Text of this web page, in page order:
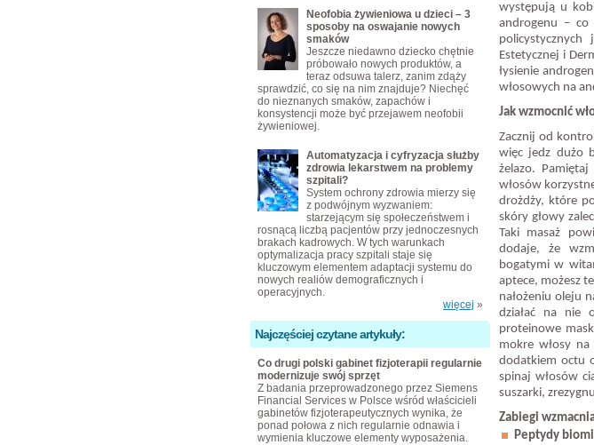
występują u
androgenu – co
Estetycznej i
łysienie
włosowych na
Jak wzmocnić
Zacznij od
więc jedz dużo
żelazo.
włosów
drożdży, które
skóry głowy
Taki masaż
dodaje, że
bogatymi w
aptece, możesz
nałożeniu oleju
działać na nie
proteinowe
mokre włosy
dodatkiem octu
spinaj włosów
suszarki,
Zabiegi
Peptydy
Neofobia żywieniowa u dzieci – 3
sposoby na oswajanie nowych
smaków
Jeszcze niedawno dziecko chętnie
próbowało nowych produktów, a
teraz odsuwa talerz, zanim zdąży
sprawdzić, co się na nim znajduje? Niechęć
do nieznanych smaków, zapachów i
konsystencji może być przejawem neofobii
żywieniowej.
Automatyzacja i cyfryzacja służby
zdrowia lekarstwem na problemy
szpitali?
System ochrony zdrowia mierzy się
z podwójnym wyzwaniem:
starzejącym się społeczeństwem i
rosnącą liczbą pacjentów przy jednoczesnych
brakach kadrowych. W tych warunkach
optymalizacja pracy szpitali staje się
kluczowym elementem adaptacji systemu do
nowych realiów demograficznych i
operacyjnych.
więcej »
Najczęściej czytane artykuły:
Co drugi polski gabinet fizjoterapii regularnie
modernizuje swój sprzęt
Z badania przeprowadzonego przez Siemens
Financial Services w Polsce wśród właścicieli
gabinetów fizjoterapeutycznych wynika, że
ponad połowa z nich regularnie odnawia i
wymienia kluczowe elementy wyposażenia.